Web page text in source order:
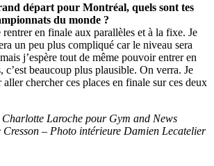
départ pour Montréal, quels sont tes
du monde ?
en finale aux parallèles et à la fixe. Je
un peu plus compliqué car le niveau sera
j’espère tout de même pouvoir entrer en
beaucoup plus plausible. On verra. Je
chercher ces places en finale sur ces deux
Laroche pour Gym and News
– Photo intérieure Damien Lecatelier